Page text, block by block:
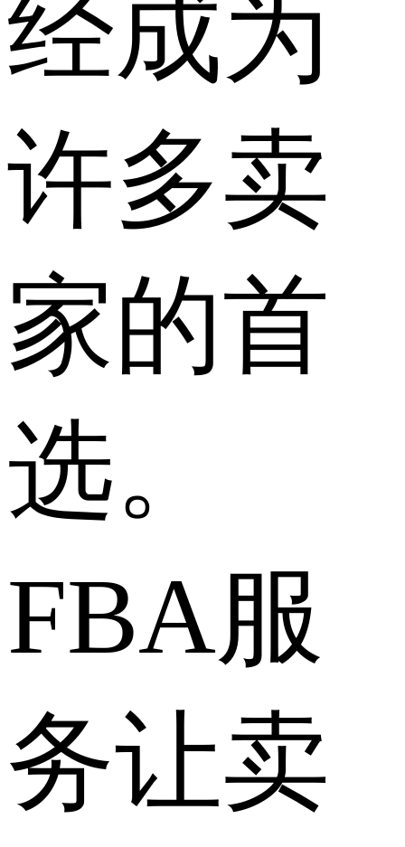
经成为
许多卖
家的首
选。
FBA服
务让卖